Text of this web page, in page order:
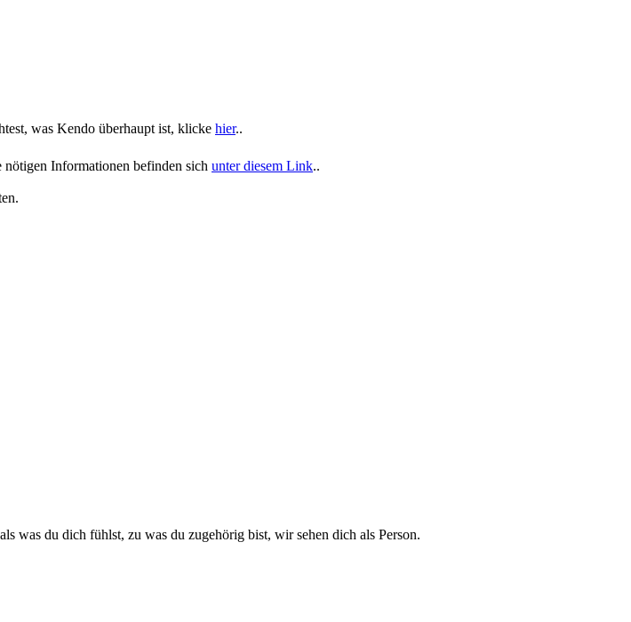
was Kendo überhaupt ist, klicke hier..
Informationen befinden sich unter diesem Link..
was du dich fühlst, zu was du zugehörig bist, wir sehen dich als Person.